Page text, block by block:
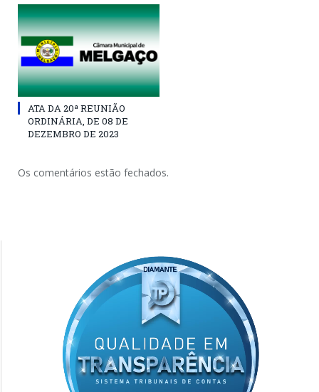
ATA DA 20ª REUNIÃO
ORDINÁRIA, DE 08 DE
DEZEMBRO DE 2023
Os comentários estão fechados.